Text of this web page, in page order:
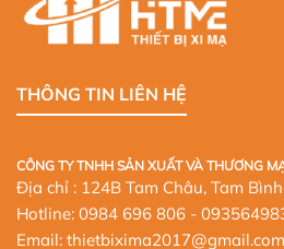
THÔNG TIN LIÊN HỆ
CÔNG TY TNHH SẢN XUẤT VÀ THƯƠNG
Địa chỉ : 124B Tam Châu, Tam
Hotline: 0984 696 806 -
Email: thietbixima2017@gmail.com